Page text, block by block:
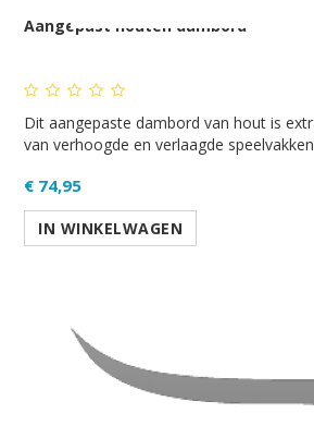
Aangepast houten dambord
Dit aangepaste dambord van hout is
van verhoogde en verlaagde
€ 74,95
IN WINKELWAGEN